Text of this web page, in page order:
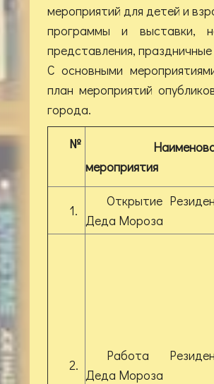
мероприятий для детей и
программы и выставки,
представления,
С основными
план мероприятий
города.
№
мероприятия
1.
Открытие
Деда Мороза
2.
Работа
Деда Мороза